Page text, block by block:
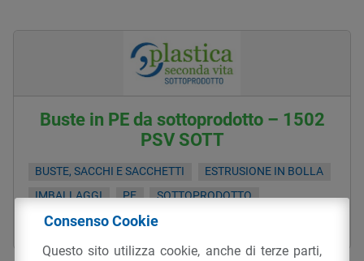
Buste in PE da sottoprodotto – 1502
PSV SOTT
BUSTE, SACCHI E SACCHETTI
ESTRUSIONE IN BOLLA
IMBALLAGGI
PE
SOTTOPRODOTTO
POLIFLEX SRL
Consenso Cookie
Questo sito utilizza cookie, anche di terze parti,